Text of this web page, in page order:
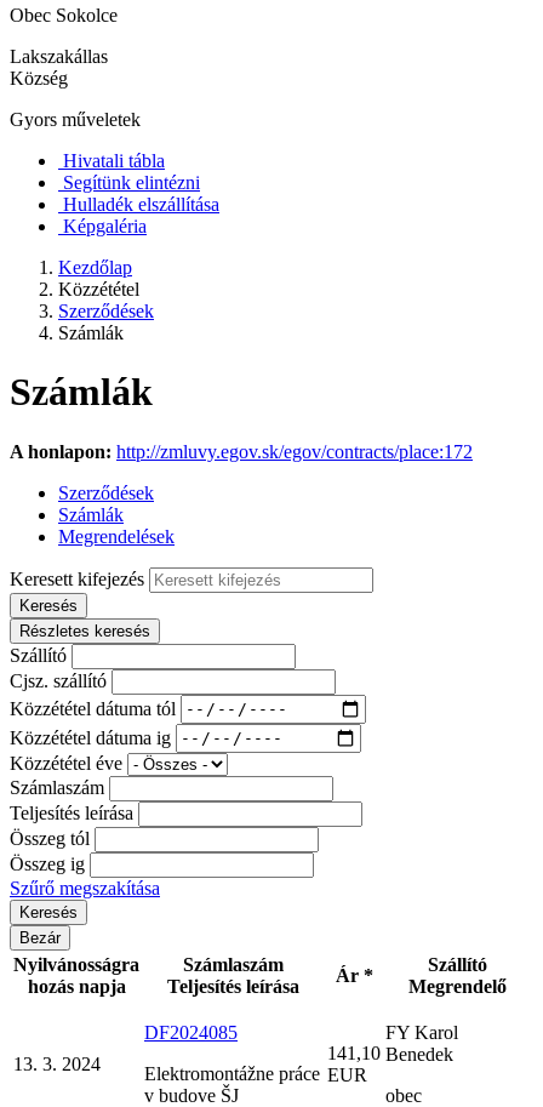
Obec Sokolce
Lakszakállas
Község
Gyors műveletek
Hivatali tábla
Segítünk elintézni
Hulladék elszállítása
Képgaléria
Kezdőlap
Közzététel
Szerződések
Számlák
Számlák
A honlapon: http://zmluvy.egov.sk/egov/contracts/place:172
Szerződések
Számlák
Megrendelések
Keresett kifejezés
Keresés
Részletes keresés
Szállító
Cjsz. szállító
Közzététel dátuma tól
Közzététel dátuma ig
Közzététel éve
Számlaszám
Teljesítés leírása
Összeg tól
Összeg ig
Szűrő megszakítása
Bezár
Nyilvánosságra
hozás napja
Számlaszám
Teljesítés leírása
Ár *
Szállító
Megrendelő
13. 3. 2024
DF2024085
Elektromontážne práce
v budove ŠJ
141,10
EUR
FY Karol
Benedek
obec